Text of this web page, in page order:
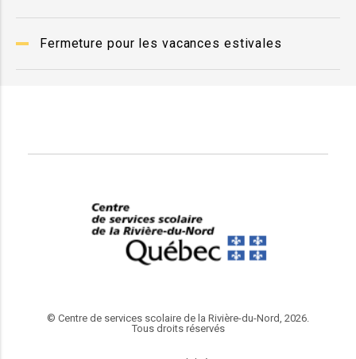
Fermeture pour les vacances estivales
© Centre de services scolaire de la Rivière-du-Nord, 2026.
Tous droits réservés